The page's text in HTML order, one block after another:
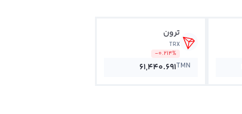
ترون
TRX
-0.214%
61,440.691TMN